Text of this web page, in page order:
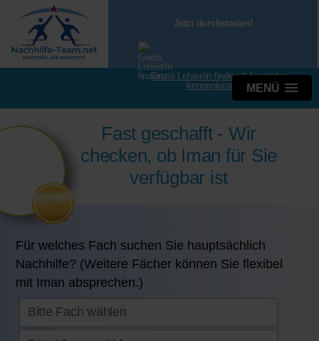
Jetzt durchstarten!
Gratis Lehrer/in finden & kostenlos
kennenlernen
MENÜ
Fast geschafft - Wir
checken, ob Iman für Sie
verfügbar ist
Für welches Fach suchen Sie hauptsächlich
Nachhilfe? (Weitere Fächer können Sie flexibel
mit Iman absprechen.)